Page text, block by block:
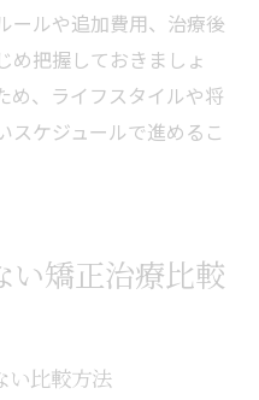
ールや追加費用、治療後
め把握しておきましょ
め、ライフスタイルや将
スケジュールで進めるこ
い矯正治療比較
い比較方法